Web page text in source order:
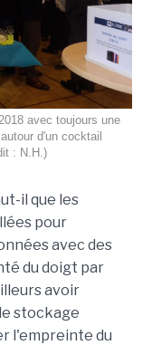
avec toujours une
d'un cocktail
: N.H.)
il que les
pour
avec des
du doigt par
avoir
stockage
l'empreinte du